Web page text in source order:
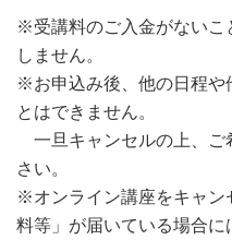
※受講料のご入金がないこ
しません。
※お申込み後、他の日程や
とはできません。
一旦キャンセルの上、ご
さい。
※オンライン講座をキャン
料等」が届いている場合